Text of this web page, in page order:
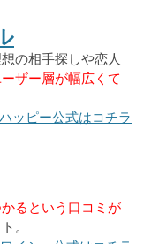
の相手探しや恋人
ザー層が幅広くて
ッピー公式はコチラ
るという口コミが
。